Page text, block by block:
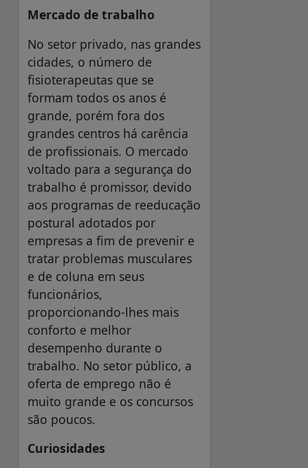
Mercado de trabalho
No setor privado, nas grandes
cidades, o número de
fisioterapeutas que se
formam todos os anos é
grande, porém fora dos
grandes centros há carência
de profissionais. O mercado
voltado para a segurança do
trabalho é promissor, devido
aos programas de reeducação
postural adotados por
empresas a fim de prevenir e
tratar problemas musculares
e de coluna em seus
funcionários,
proporcionando-lhes mais
conforto e melhor
desempenho durante o
trabalho. No setor público, a
oferta de emprego não é
muito grande e os concursos
são poucos.
Curiosidades